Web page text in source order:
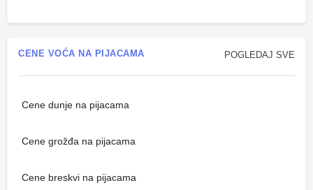
POGLEDAJ SVE
CENE VOĆA NA PIJACAMA
Cene dunje na pijacama
Cene grožđa na pijacama
Cene breskvi na pijacama